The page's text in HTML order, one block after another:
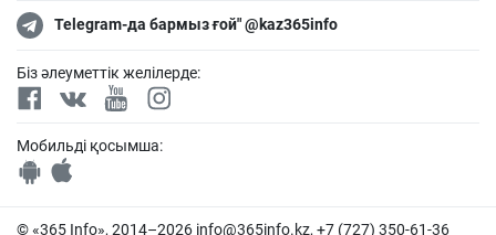
Telegram-да бармыз ғой" @kaz365info
Біз әлеуметтік желілерде:
Мобильді қосымша:
© «365 Info», 2014–2026 info@365info.kz, +7 (727) 350-61-36